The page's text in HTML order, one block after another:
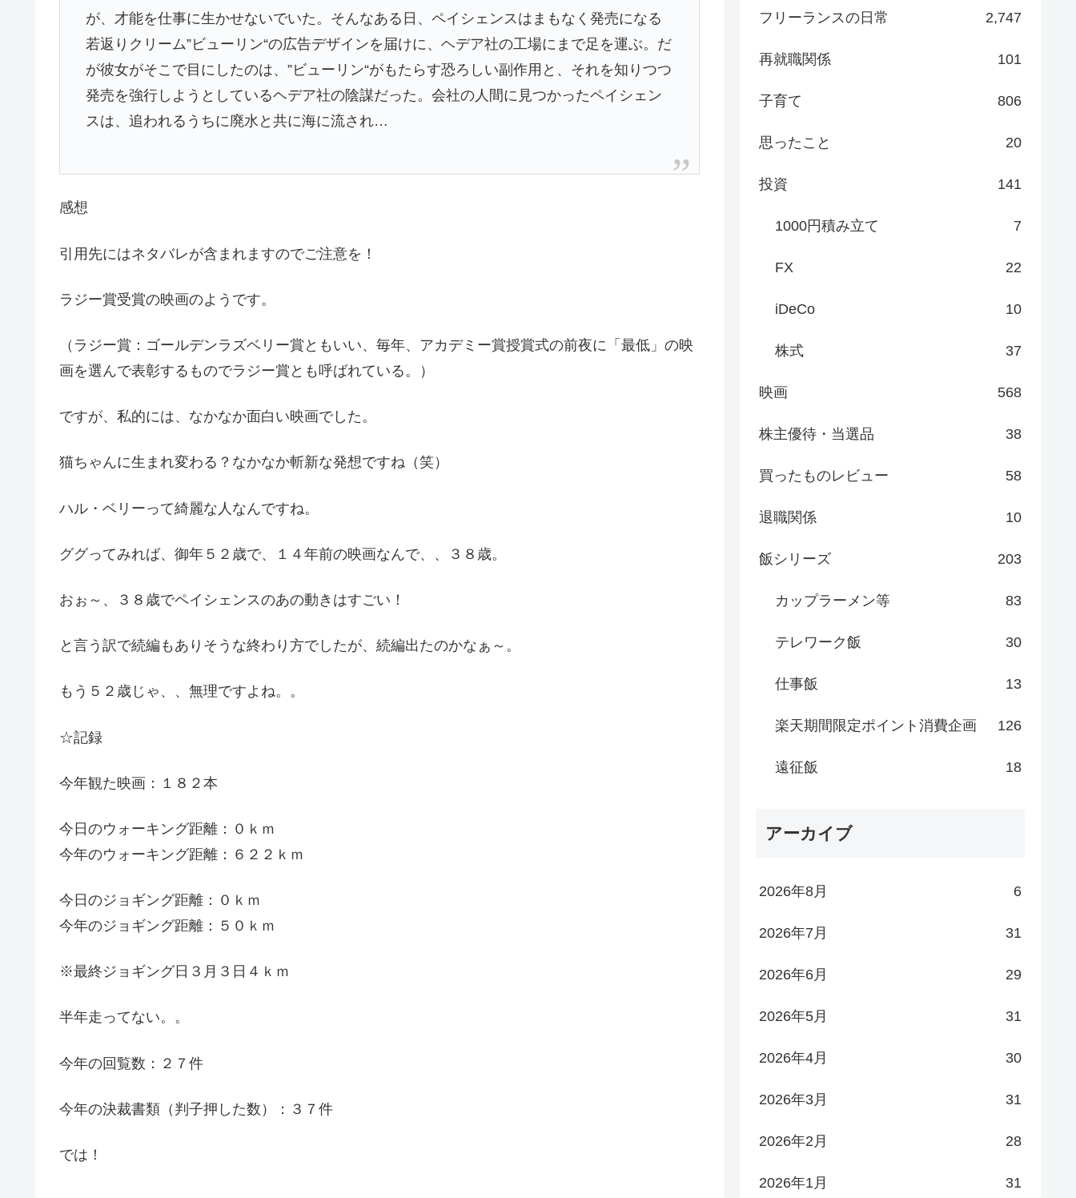
が、才能を仕事に生かせないでいた。そんなある日、ペイシェンスはまもなく発売になる
若返りクリーム”ビューリン“の広告デザインを届けに、ヘデア社の工場にまで足を運ぶ。だ
が彼女がそこで目にしたのは、”ビューリン“がもたらす恐ろしい副作用と、それを知りつつ
発売を強行しようとしているヘデア社の陰謀だった。会社の人間に見つかったペイシェン
スは、追われるうちに廃水と共に海に流され…
感想
引用先にはネタバレが含まれますのでご注意を！
ラジー賞受賞の映画のようです。
（ラジー賞：ゴールデンラズベリー賞ともいい、毎年、アカデミー賞授賞式の前夜に「最低」の映
画を選んで表彰するものでラジー賞とも呼ばれている。）
ですが、私的には、なかなか面白い映画でした。
猫ちゃんに生まれ変わる？なかなか斬新な発想ですね（笑）
ハル・ベリーって綺麗な人なんですね。
ググってみれば、御年５２歳で、１４年前の映画なんで、、３８歳。
おぉ～、３８歳でペイシェンスのあの動きはすごい！
と言う訳で続編もありそうな終わり方でしたが、続編出たのかなぁ～。
もう５２歳じゃ、、無理ですよね。。
☆記録
今年観た映画：１８２本
今日のウォーキング距離：０ｋｍ
今年のウォーキング距離：６２２ｋｍ
今日のジョギング距離：０ｋｍ
今年のジョギング距離：５０ｋｍ
※最終ジョギング日３月３日４ｋｍ
半年走ってない。。
今年の回覧数：２７件
今年の決裁書類（判子押した数）：３７件
では！
フリーランスの日常 2,747
再就職関係 101
子育て 806
思ったこと 20
投資 141
1000円積み立て 7
FX 22
iDeCo 10
株式 37
映画 568
株主優待・当選品 38
買ったものレビュー 58
退職関係 10
飯シリーズ 203
カップラーメン等 83
テレワーク飯 30
仕事飯 13
楽天期間限定ポイント消費企画 126
遠征飯 18
アーカイブ
2026年8月 6
2026年7月 31
2026年6月 29
2026年5月 31
2026年4月 30
2026年3月 31
2026年2月 28
2026年1月 31